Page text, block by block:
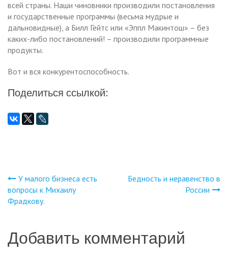
всей страны. Наши чиновники производили постановления
и государственные программы (весьма мудрые и
дальновидные), а Билл Гейтс или «Эппл Макинтош» – без
каких-либо постановлений! – производили программные
продукты.
Вот и вся конкурентоспособность.
Поделиться ссылкой:
Навигация
по
записям
У малого бизнеса есть
вопросы к Михаилу
Фрадкову.
Бедность и неравенство в
России
Добавить комментарий